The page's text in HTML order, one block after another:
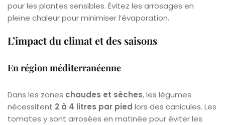
pour les plantes sensibles. Évitez les arrosages en
pleine chaleur pour minimiser l’évaporation.
L’impact du climat et des saisons
En région méditerranéenne
Dans les zones chaudes et sèches, les légumes
nécessitent 2 à 4 litres par pied lors des canicules. Les
tomates y sont arrosées en matinée pour éviter les